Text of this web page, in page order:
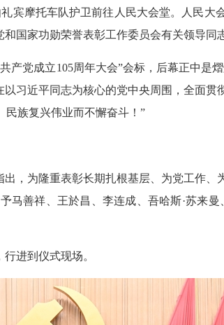
宾摩托车队护卫前往人民大会堂。人民
国家功勋荣誉表彰工作委员会有关领导同
产党成立105周年大会”会标，后幕正中是
习近平同志为核心的党中央周围，全面
民族复兴伟业而不懈奋斗！”
，为隆重表彰长期扎根基层、为党工作
善祥、王於昌、李连成、吾哈斯·苏来
进到仪式现场。